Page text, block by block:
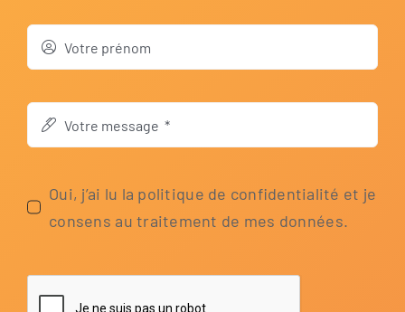
Oui, j’ai lu la poli­tique de con­fi­den­tia­li­té et je
con­sens au trai­te­ment de mes données.